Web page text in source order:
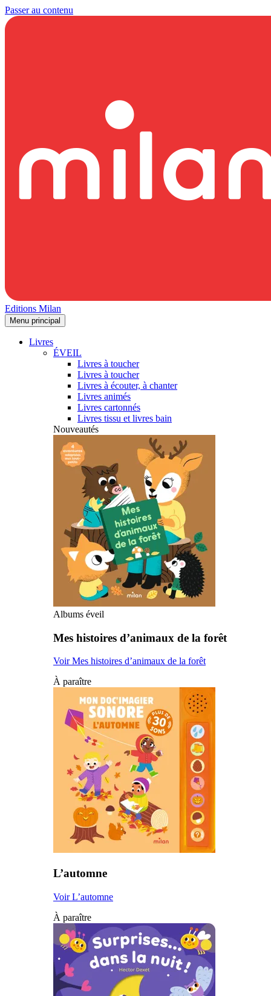
Passer au contenu
Editions Milan
Menu principal
Livres
ÉVEIL
Livres à toucher
Livres à toucher
Livres à écouter, à chanter
Livres animés
Livres cartonnés
Livres tissu et livres bain
Nouveautés
Albums éveil
Mes histoires d’animaux de la forêt
Voir Mes histoires d’animaux de la forêt
À paraître
L’automne
Voir L’automne
À paraître